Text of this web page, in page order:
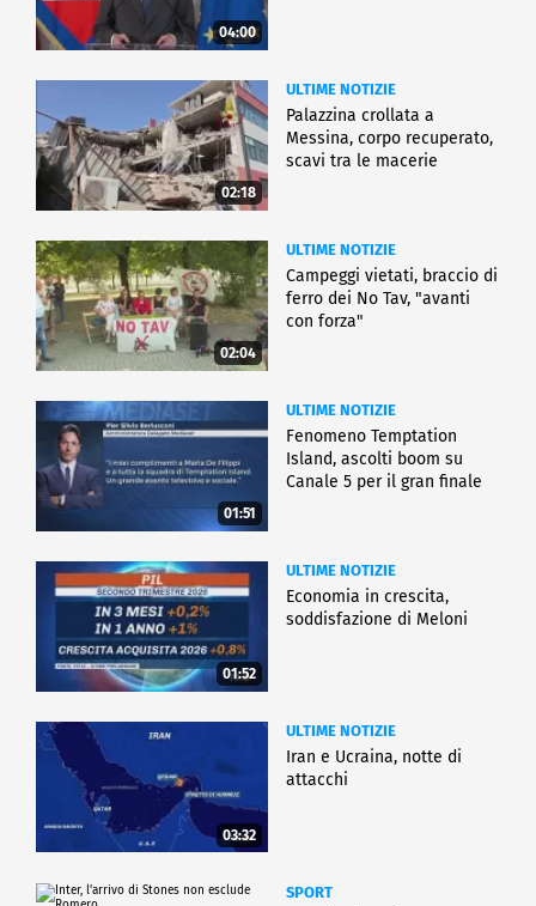
04:00
02:18
ULTIME NOTIZIE
Palazzina crollata a
Messina, corpo recuperato,
scavi tra le macerie
02:04
ULTIME NOTIZIE
Campeggi vietati, braccio di
ferro dei No Tav, "avanti
con forza"
01:51
ULTIME NOTIZIE
Fenomeno Temptation
Island, ascolti boom su
Canale 5 per il gran finale
01:52
ULTIME NOTIZIE
Economia in crescita,
soddisfazione di Meloni
03:32
ULTIME NOTIZIE
Iran e Ucraina, notte di
attacchi
SPORT